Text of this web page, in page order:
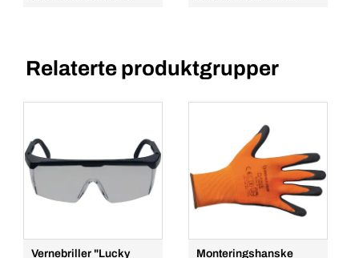
Relaterte produktgrupper
Vernebriller "Lucky
Monteringshanske